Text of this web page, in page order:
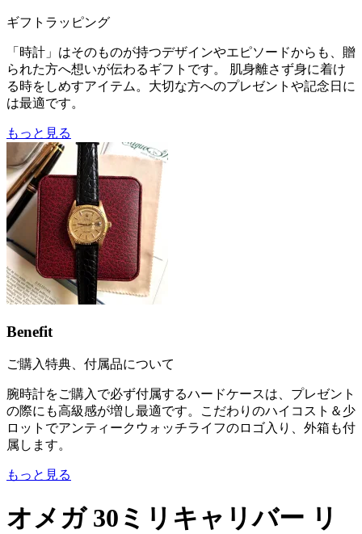
ギフトラッピング
「時計」はそのものが持つデザインやエピソードからも、贈
られた方へ想いが伝わるギフトです。 肌身離さず身に着け
る時をしめすアイテム。大切な方へのプレゼントや記念日に
は最適です。
もっと見る
Benefit
ご購入特典、付属品について
腕時計をご購入で必ず付属するハードケースは、プレゼント
の際にも高級感が増し最適です。こだわりのハイコスト＆少
ロットでアンティークウォッチライフのロゴ入り、外箱も付
属します。
もっと見る
オメガ 30ミリキャリバー リ